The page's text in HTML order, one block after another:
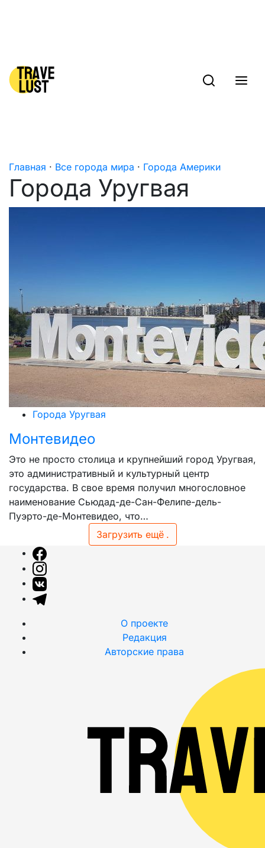
Главная · Все города мира · Города Америки
Города Уругвая
Города Уругвая
Монтевидео
Это не просто столица и крупнейший город Уругвая,
это административный и культурный центр
государства. В свое время получил многословное
наименование Сьюдад-де-Сан-Фелипе-дель-
Пуэрто-де-Монтевидео, что…
Загрузить ещё .
О проекте
Редакция
Авторские права